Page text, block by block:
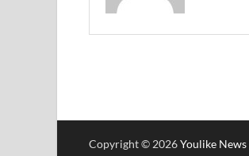
Copyright © 2026Youlike